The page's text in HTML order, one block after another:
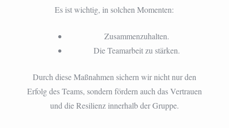
Es ist wichtig, in solchen Momenten:
Zusammenzuhalten.
Die Teamarbeit zu stärken.
Durch diese Maßnahmen sichern wir nicht nur den
Erfolg des Teams, sondern fördern auch das Vertrauen
und die Resilienz innerhalb der Gruppe.